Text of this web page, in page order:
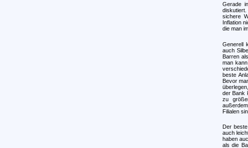
Gerade
diskutiert.
sichere
Inflation
die man
Generell
auch
Barren
man
beste
Bevor
der Bank
zu
Filialen
Der
auch
haben
als die